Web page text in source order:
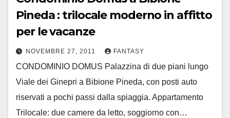
Pineda : trilocale moderno in affitto
per le vacanze
NOVEMBRE 27, 2011 FANTASY
CONDOMINIO DOMUS Palazzina di due piani lungo
Viale dei Ginepri a Bibione Pineda, con posti auto
riservati a pochi passi dalla spiaggia. Appartamento
Trilocale: due camere da letto, soggiorno con…